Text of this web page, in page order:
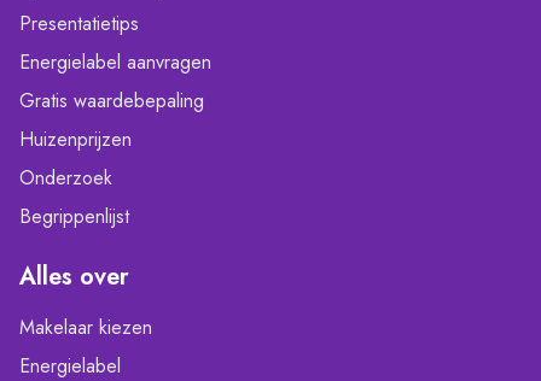
Presentatietips
Energielabel aanvragen
Gratis waardebepaling
Huizenprijzen
Onderzoek
Begrippenlijst
Alles over
Makelaar kiezen
Energielabel